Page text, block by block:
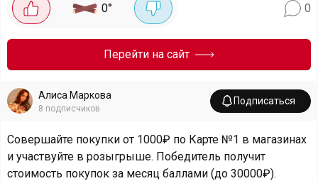
0° 0
Перейти на сайт
Алиса Маркова
8 подписчиков
Подписаться
Совершайте покупки от 1000₽ по Карте №1 в магазинах
и участвуйте в розыгрыше. Победитель получит
стоимость покупок за месяц баллами (до 30000₽).